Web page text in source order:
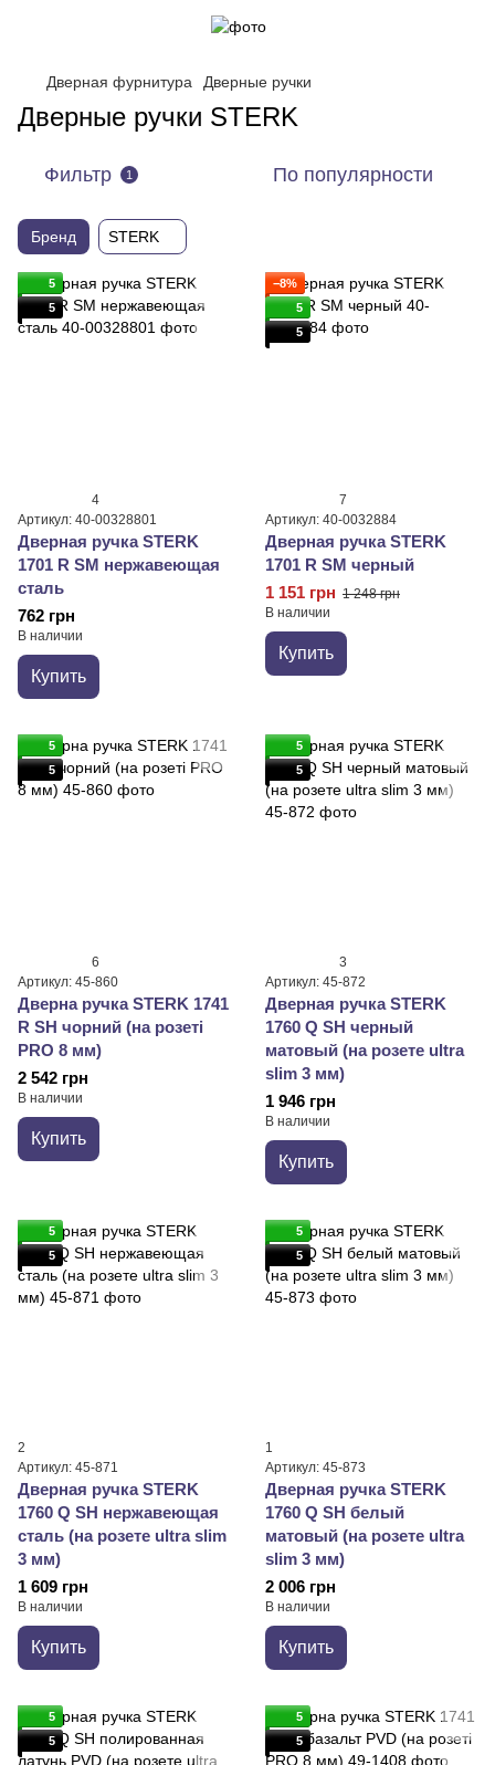
Дверная фурнитура Дверные ручки
Дверные ручки STERK
Фильтр 1 По популярности
Бренд STERK
5
5
4
Артикул: 40-00328801
Дверная ручка STERK
1701 R SM нержавеющая
сталь
762 грн
В наличии
Купить
−8%
5
5
7
Артикул: 40-0032884
Дверная ручка STERK
1701 R SM черный
1 151 грн 1 248 грн
В наличии
Купить
5
5
6
Артикул: 45-860
Дверна ручка STERK 1741
R SH чорний (на розеті
PRO 8 мм)
2 542 грн
В наличии
Купить
5
5
3
Артикул: 45-872
Дверная ручка STERK
1760 Q SH черный
матовый (на розете ultra
slim 3 мм)
1 946 грн
В наличии
Купить
5
5
2
Артикул: 45-871
Дверная ручка STERK
1760 Q SH нержавеющая
сталь (на розете ultra slim
3 мм)
1 609 грн
В наличии
Купить
5
5
1
Артикул: 45-873
Дверная ручка STERK
1760 Q SH белый
матовый (на розете ultra
slim 3 мм)
2 006 грн
В наличии
Купить
5
5
5
5